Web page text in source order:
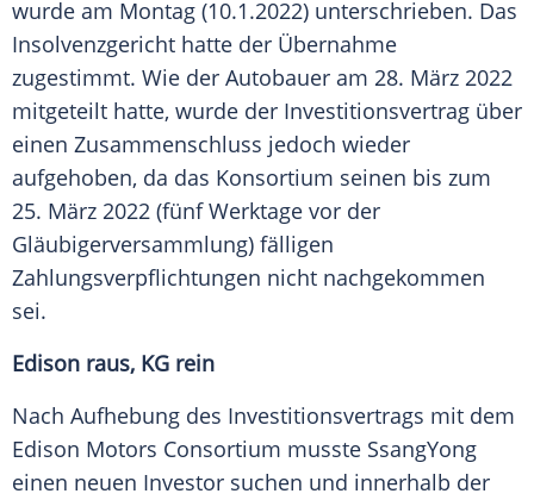
wurde am Montag (10.1.2022) unterschrieben. Das
Insolvenzgericht hatte der Übernahme
zugestimmt. Wie der Autobauer am 28. März 2022
mitgeteilt hatte, wurde der Investitionsvertrag über
einen Zusammenschluss jedoch wieder
aufgehoben, da das Konsortium seinen bis zum
25. März 2022 (fünf Werktage vor der
Gläubigerversammlung) fälligen
Zahlungsverpflichtungen nicht nachgekommen
sei.
Edison raus, KG rein
Nach Aufhebung des Investitionsvertrags mit dem
Edison Motors Consortium musste SsangYong
einen neuen Investor suchen und innerhalb der